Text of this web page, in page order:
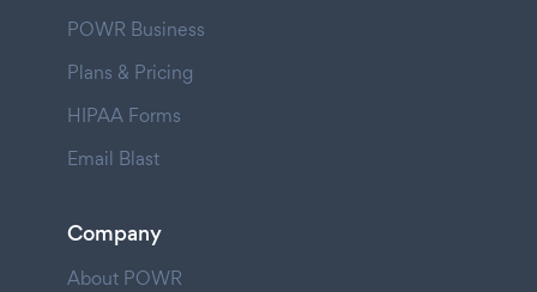
POWR Business
Plans & Pricing
HIPAA Forms
Email Blast
Company
About POWR